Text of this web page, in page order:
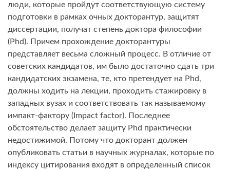
люди, которые пройдут соответствующую систему
подготовки в рамках очных докторантур, защитят
диссертации, получат степень доктора философии
(Phd). Причем прохождение докторантуры
представляет весьма сложный процесс. В отличие от
советских кандидатов, им было достаточно сдать три
кандидатских экзамена, те, кто претендует на Phd,
должны ходить на лекции, проходить стажировку в
западных вузах и соответствовать так называемому
импакт-фактору (Impact factor). Последнее
обстоятельство делает защиту Phd практически
недостижимой. Потому что докторант должен
опубликовать статьи в научных журналах, которые по
индексу цитирования входят в определенный список